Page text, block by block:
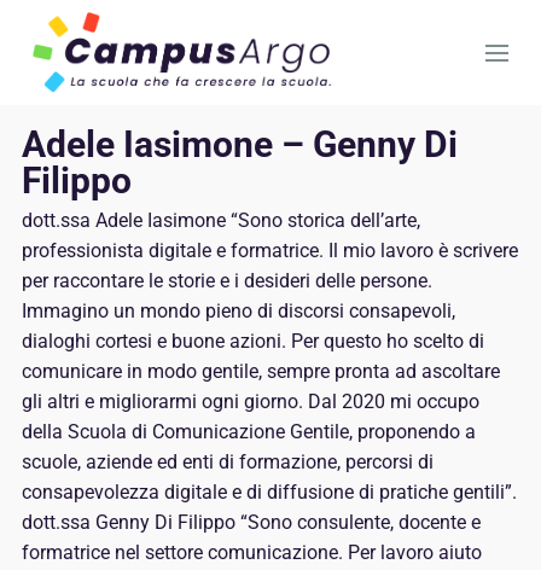
Adele Iasimone – Genny Di
Filippo
dott.ssa Adele Iasimone “Sono storica dell’arte,
professionista digitale e formatrice. Il mio lavoro è scrivere
per raccontare le storie e i desideri delle persone.
Immagino un mondo pieno di discorsi consapevoli,
dialoghi cortesi e buone azioni. Per questo ho scelto di
comunicare in modo gentile, sempre pronta ad ascoltare
gli altri e migliorarmi ogni giorno. Dal 2020 mi occupo
della Scuola di Comunicazione Gentile, proponendo a
scuole, aziende ed enti di formazione, percorsi di
consapevolezza digitale e di diffusione di pratiche gentili”.
dott.ssa Genny Di Filippo “Sono consulente, docente e
formatrice nel settore comunicazione. Per lavoro aiuto